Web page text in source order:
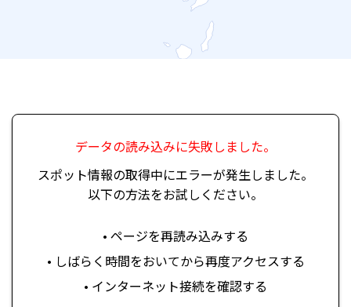
データの読み込みに失敗しました。
スポット情報の取得中にエラーが発生しました。
以下の方法をお試しください。
• ページを再読み込みする
• しばらく時間をおいてから再度アクセスする
• インターネット接続を確認する